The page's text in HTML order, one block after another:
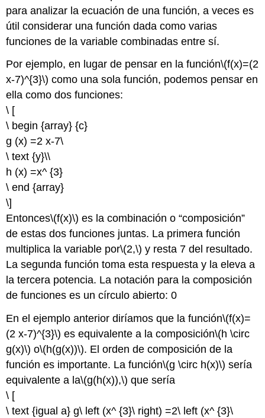
para analizar la ecuación de una función, a veces es
útil considerar una función dada como varias
funciones de la variable combinadas entre sí.
Por ejemplo, en lugar de pensar en la función\(f(x)=(2
x-7)^{3}\) como una sola función, podemos pensar en
ella como dos funciones:
\ [
\ begin {array} {c}
g (x) =2 x-7\
\ text {y}\\
h (x) =x^ {3}
\ end {array}
\]
Entonces\(f(x)\) es la combinación o “composición”
de estas dos funciones juntas. La primera función
multiplica la variable por\(2,\) y resta 7 del resultado.
La segunda función toma esta respuesta y la eleva a
la tercera potencia. La notación para la composición
de funciones es un círculo abierto: 0
En el ejemplo anterior diríamos que la función\(f(x)=
(2 x-7)^{3}\) es equivalente a la composición\(h \circ
g(x)\) o\(h(g(x))\). El orden de composición de la
función es importante. La función\(g \circ h(x)\) sería
equivalente a la\(g(h(x)),\) que sería
\ [
\ text {igual a} g\ left (x^ {3}\ right) =2\ left (x^ {3}\